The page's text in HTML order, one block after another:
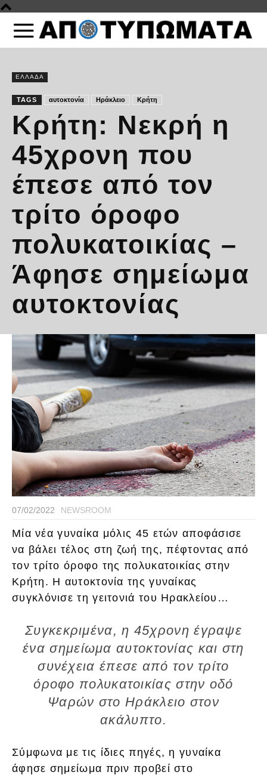
ΕΛΛΑΔΑ
TAGS αυτοκτονία Ηράκλειο Κρήτη
Κρήτη: Νεκρή η
45χρονη που
έπεσε από τον
τρίτο όροφο
πολυκατοικίας –
Άφησε σημείωμα
αυτοκτονίας
07/02/2022 NEWSROOM
Μία νέα γυναίκα μόλις 45 ετών αποφάσισε
να βάλει τέλος στη ζωή της, πέφτοντας από
τον τρίτο όροφο της πολυκατοικίας στην
Κρήτη. Η αυτοκτονία της γυναίκας
συγκλόνισε τη γειτονιά του Ηρακλείου…
Συγκεκριμένα, η 45χρονη έγραψε
ένα σημείωμα αυτοκτονίας και στη
συνέχεια έπεσε από τον τρίτο
όροφο πολυκατοικίας στην οδό
Ψαρών στο Ηράκλειο στον
ακάλυπτο.
Σύμφωνα με τις ίδιες πηγές, η γυναίκα
άφησε σημείωμα πριν προβεί στο